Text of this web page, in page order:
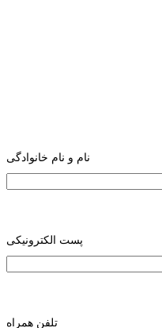
نام و نام خانوادگی
پست الکترونیکی
تلفن همراه